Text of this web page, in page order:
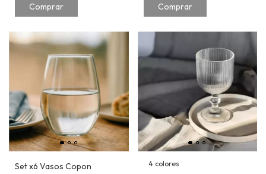
Comprar Comprar
Set x6 Vasos Copon
4 colores